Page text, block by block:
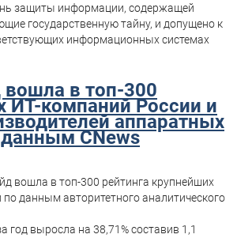
защиты информации, содержащей
государственную тайну, и допущено к
информационных системах
в топ-300
ИТ-компаний России и
аппаратных
CNews
вошла в топ-300 рейтинга крупнейших
данным авторитетного аналитического
год выросла на 38,71% составив 1,1